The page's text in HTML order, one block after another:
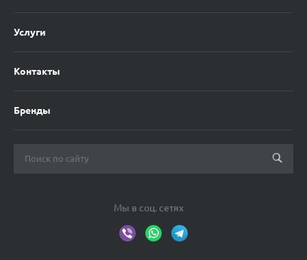
Услуги
Контакты
Бренды
Мы в соц. сетях